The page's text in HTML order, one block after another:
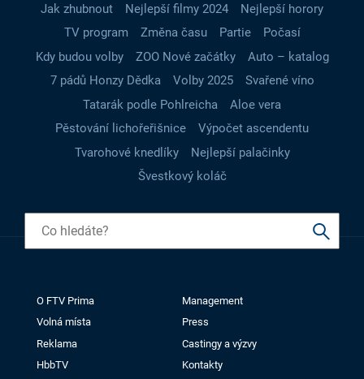
Jak zhubnout Nejlepší filmy 2024
Nejlepší horory
TV program
Změna času Partie
Počasí
Kdy budou volby
ZOO Nové začátky
Auto – katalog
7 pádů Honzy Dědka
Volby 2025
Svařené víno
Tatarák podle Pohlreicha
Aloe vera
Pěstování lichořeřišnice
Výpočet ascendentu
Tvarohové knedlíky
Nejlepší palačinky
Švestkový koláč
O FTV Prima
Management
Volná místa
Press
Reklama
Castingy a výzvy
HbbTV
Kontakty